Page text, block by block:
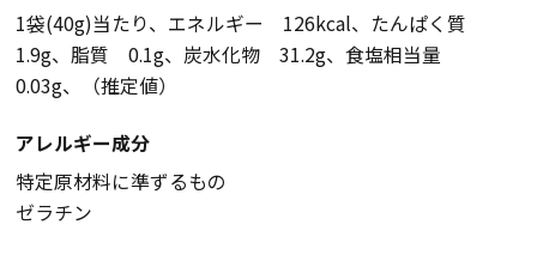
1袋(40g)当たり、エネルギー 126kcal、たんぱく質
1.9g、脂質 0.1g、炭水化物 31.2g、食塩相当量
0.03g、（推定値）
アレルギー成分
特定原材料に準ずるもの
ゼラチン